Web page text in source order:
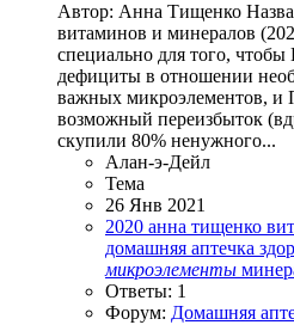
Автор: Анна Тищенко
витаминов и минералов
специально для того,
дефициты в отношении
важных
возможный переизбыток
скупили 80% ненужного...
Алан-э-Дейл
Тема
26 Янв 2021
2020 анна тищенко
домашняя аптечка
микроэлементы
Ответы: 1
Форум: Домашняя